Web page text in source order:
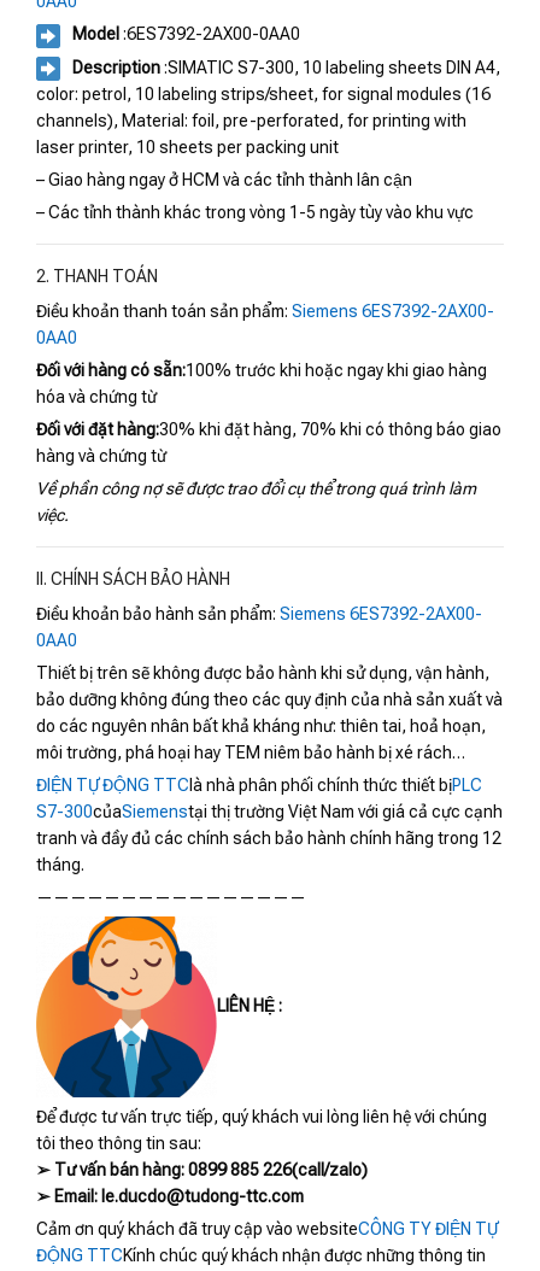
Model :6ES7392-2AX00-0AA0
Description:SIMATIC S7-300, 10 labeling sheets DIN A4,
color: petrol, 10 labeling strips/sheet, for signal modules (16
channels), Material: foil, pre-perforated, for printing with
laser printer, 10 sheets per packing unit
– Giao hàng ngay ở HCM và các tỉnh thành lân cận
– Các tỉnh thành khác trong vòng 1-5 ngày tùy vào khu vực
2. THANH TOÁN
Điều khoản thanh toán sản phẩm: Siemens 6ES7392-2AX00-
0AA0
Đối với hàng có sẵn:100% trước khi hoặc ngay khi giao hàng
hóa và chứng từ
Đối với đặt hàng:30% khi đặt hàng, 70% khi có thông báo giao
hàng và chứng từ
Về phần công nợ sẽ được trao đổi cụ thể trong quá trình làm
việc.
II. CHÍNH SÁCH BẢO HÀNH
Điều khoản bảo hành sản phẩm: Siemens 6ES7392-2AX00-
0AA0
Thiết bị trên sẽ không được bảo hành khi sử dụng, vận hành,
bảo dưỡng không đúng theo các quy định của nhà sản xuất và
do các nguyên nhân bất khả kháng như: thiên tai, hoả hoạn,
môi trường, phá hoại hay TEM niêm bảo hành bị xé rách…
ĐIỆN TỰ ĐỘNG TTC là nhà phân phối chính thức thiết bịPLC
S7-300củaSiemenstại thị trường Việt Nam với giá cả cực cạnh
tranh và đầy đủ các chính sách bảo hành chính hãng trong 12
tháng.
————————————————
LIÊN HỆ :
Để được tư vấn trực tiếp, quý khách vui lòng liên hệ với chúng
tôi theo thông tin sau:
➢ Tư vấn bán hàng: 0899 885 226(call/zalo)
➢ Email: le.ducdo@tudong-ttc.com
Cảm ơn quý khách đã truy cập vào websiteCÔNG TY ĐIỆN TỰ
ĐỘNG TTCKính chúc quý khách nhận được những thông tin